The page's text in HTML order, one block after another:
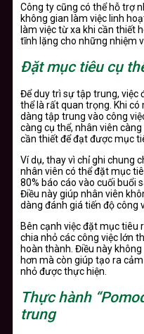
Công ty cũng có thể hỗ trợ
không gian làm việc linh
làm việc từ xa khi cần thiết
tĩnh lặng cho những nhiệm
Đặt mục tiêu cụ
Để duy trì sự tập trung, việc
thể là rất quan trọng. Khi có
dàng tập trung vào công
càng cụ thể, nhân viên
cần thiết để đạt được mục
Ví dụ, thay vì chỉ ghi chung
nhân viên có thể đặt mục
80% báo cáo vào cuối buổi
Điều này giúp nhân viên
dàng đánh giá tiến độ công
Bên cạnh việc đặt mục tiêu
chia nhỏ các công việc lớn
hoàn thành. Điều này
hơn mà còn giúp tạo ra
nhỏ được thực hiện.
Thực hành
trung